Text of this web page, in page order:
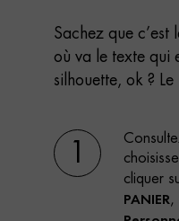
Sachez que
où va le texte qui
silhouette, ok ?
cliquer
PANIER,